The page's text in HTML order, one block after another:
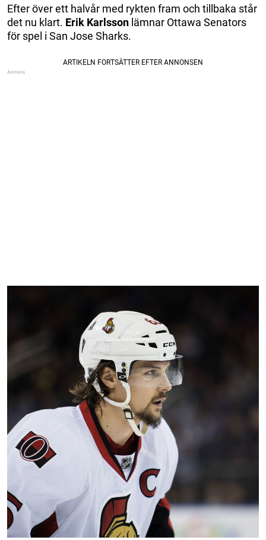
Efter över ett halvår med rykten fram och tillbaka står
det nu klart. Erik Karlsson lämnar Ottawa Senators
för spel i San Jose Sharks.